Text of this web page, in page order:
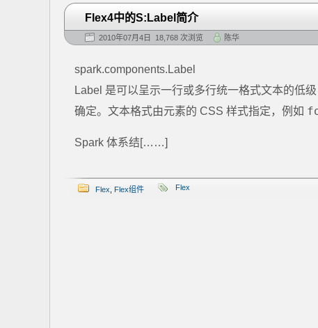
Flex4中的S:Label简介
2010年07月4日 18,768 次浏览 陈华
spark.components.Label
Label 是可以呈示一行或多行统一格式文本的低
确定。文本格式由元素的 CSS 样式指定，例如
Spark 体系结[……]
Flex Flex组件 Flex